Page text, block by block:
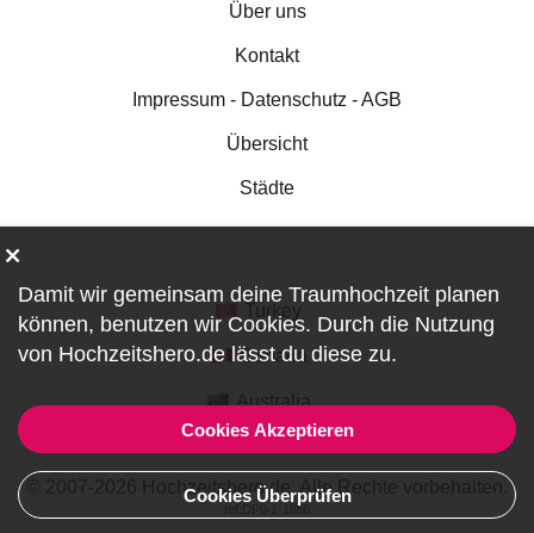
Über uns
Kontakt
Impressum - Datenschutz - AGB
Übersicht
Städte
Canada
Australia
© 2007-2026 Hochzeitshero.de. Alle Rechte vorbehalten.
ref:DF0-1-1856
Damit wir gemeinsam deine Traumhochzeit planen
können, benutzen wir Cookies. Durch die Nutzung
von Hochzeitshero.de lässt du diese zu.
Cookies Akzeptieren
Cookies Überprüfen